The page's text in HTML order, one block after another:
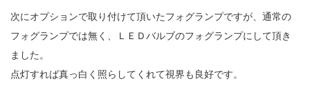
次にオプションで取り付けて頂いたフォグランプですが、通常の
フォグランプでは無く、ＬＥＤバルブのフォグランプにして頂き
ました。
点灯すれば真っ白く照らしてくれて視界も良好です。